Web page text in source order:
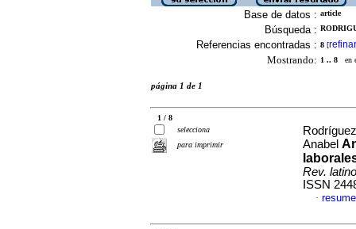
Base de datos : article
Búsqueda :
Referencias encontradas : 8 [refinar
Mostrando: 1 .. 8 en
página 1 de 1
1 / 8
selecciona
para imprimir
Anabel
Rev.
ISSN
·